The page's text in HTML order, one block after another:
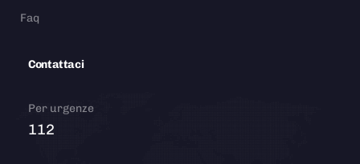
Faq
Contattaci
Per urgenze
112